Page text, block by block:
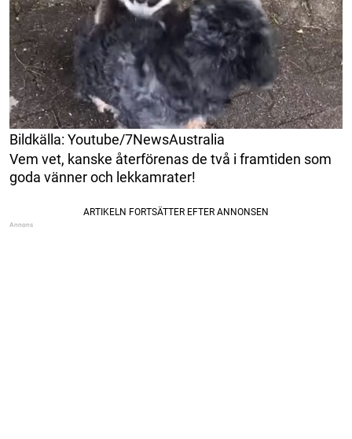
Bildkälla: Youtube/7NewsAustralia
Vem vet, kanske återförenas de två i framtiden som
goda vänner och lekkamrater!